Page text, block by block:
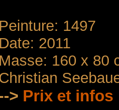
Peinture: 1497
Date: 2011
Masse: 160 x 80
> Prix ​​et infos